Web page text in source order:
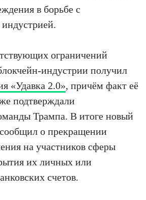
в борьбе с
ограничений
индустрии получил
«Удавка 2.0», причём факт её
подтверждали
Трампа. В итоге новый
о прекращении
на участников сферы
их личных или
счетов.